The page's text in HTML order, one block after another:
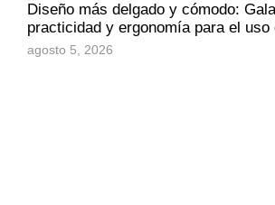
Diseño más delgado y cómodo:
practicidad y ergonomía para el uso
agosto 5, 2026